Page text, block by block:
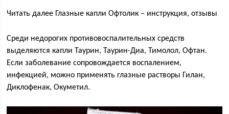
Читать далее Глазные капли Офтолик – инструкция, отзывы
Среди недорогих противовоспалительных средств
выделяются капли Таурин, Таурин-Диа, Тимолол, Офтан.
Если заболевание сопровождается воспалением,
инфекцией, можно применять глазные растворы Гилан,
Диклофенак, Окуметил.